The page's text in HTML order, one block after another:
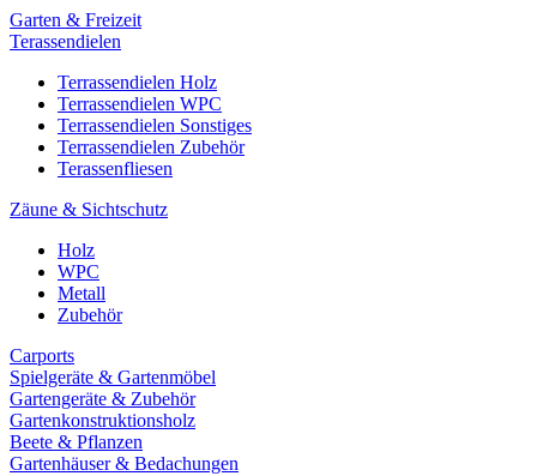
Garten & Freizeit
Terassendielen
Terrassendielen Holz
Terrassendielen WPC
Terrassendielen Sonstiges
Terrassendielen Zubehör
Terassenfliesen
Zäune & Sichtschutz
Holz
WPC
Metall
Zubehör
Carports
Spielgeräte & Gartenmöbel
Gartengeräte & Zubehör
Gartenkonstruktionsholz
Beete & Pflanzen
Gartenhäuser & Bedachungen